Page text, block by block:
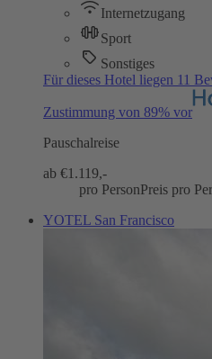
Internetzugang
Sport
Sonstiges
Für dieses Hotel liegen 11
Zustimmung von 89% vor
Pauschalreise
ab €1.119,-
pro PersonPreis pro
YOTEL San Francisco